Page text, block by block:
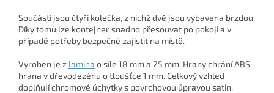
Součástí jsou čtyři kolečka, z nichž dvě jsou vybavena brzdou.
Díky tomu lze kontejner snadno přesouvat po pokoji a v
případě potřeby bezpečně zajistit na místě.
Vyroben je z lamina o síle 18 mm a 25 mm. Hrany chrání ABS
hrana v dřevodezénu o tloušťce 1 mm. Celkový vzhled
doplňují chromové úchytky s povrchovou úpravou satin.